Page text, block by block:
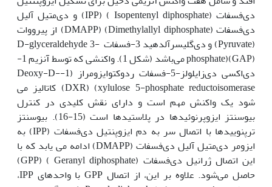
دی‌فسفات (Isopentenyl diphosphate ) (IPP) و دی‌متیل آلیل
دی‌فسفات (Dimethylallyl diphosphate) (DMAPP) از پیرووات
(Pyruvate) و دی‌گلیسرآلدهید 3-فسفات D-glyceraldehyde 3-
phosphate)(GAP) می‌باشد (شکل 1). واکنشی که توسط آنزیم 1-
دی‌اکسی دی‌زایلولز-5-فسفات ردوکتوایزومراز (1-Deoxy-D-
xylulose 5-phosphate reductoisomerase) (DXR) کاتالیز می
شود یک واکنش مهم است و دارای نقش کلیدی در کنترل
بیوسنتز ایزوپرنوئیدها در پلاستیدها است (15-16). بیوسنتز
ترپنوییدها با اتصال سر به دم ایزوپنتیل دی‌فسفات (IPP) به
ایزومر دی‌متیل آلیل دی‌فسفات (DMAPP) ادامه می یابد که با
این اتصال ژرانیل دی‌فسفات (Geranyl diphosphate ) (GPP)
حاصل می‌شود. علاوه بر این، از اتصال GPP با واحدهای IPP،